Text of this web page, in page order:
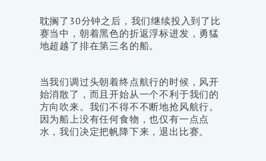
耽搁了30分钟之后，我们继续投入到了比
赛当中，朝着黑色的折返浮标进发，勇猛
地超越了排在第三名的船。
当我们调过头朝着终点航行的时候，风开
始消散了，而且开始从一个不利于我们的
方向吹来。我们不得不不断地抢风航行。
因为船上没有任何食物，也仅有一点点
水，我们决定把帆降下来，退出比赛。